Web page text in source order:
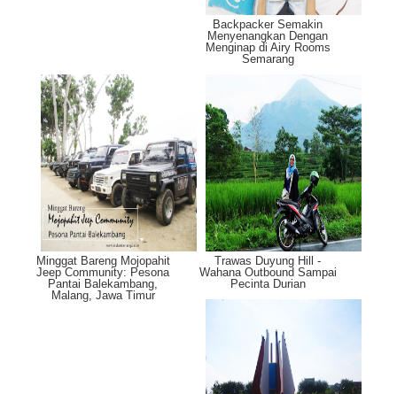
Backpacker Semakin
Menyenangkan Dengan
Menginap di Airy Rooms
Semarang
Minggat Bareng Mojopahit
Jeep Community: Pesona
Pantai Balekambang,
Malang, Jawa Timur
Trawas Duyung Hill -
Wahana Outbound Sampai
Pecinta Durian